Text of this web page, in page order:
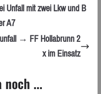
Unfall mit zwei Lkw und B
A7
→ FF Hollabrunn 2
x im Einsatz
noch ...